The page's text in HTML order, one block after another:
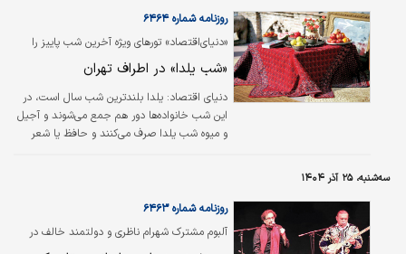
موضوع پرداخته شده است.
«دنیای‌اقتصاد» تورهای ویژه آخرین شب پاییز را
معرفی می‌کند؛
روزنامه شماره ۶۴۶۴
«شب یلدا» در اطراف تهران
دنیای اقتصاد: یلدا بلندترین شب سال است، در
این شب خانواد‌ه‌ها دور هم جمع می‌شوند‌ و آجیل
و میوه شب یلدا صرف می‌کنند و حافظ یا شعر
آشنایان که برای جشن گرفتن این شب دور هم
جمع شده‌اند.
سه‌شنبه، ۲۵ آذر ۱۴۰۴
آلبوم مشترک شهرام ناظری و دولتمند خالف در
قونیه رونمایی شد؛
روزنامه شماره ۶۴۶۳